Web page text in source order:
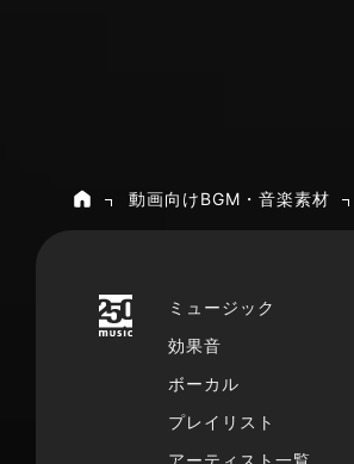
ホーム動画向けBGM・音楽素材
ミュージック
効果音
ボーカル
プレイリスト
アーティスト一覧